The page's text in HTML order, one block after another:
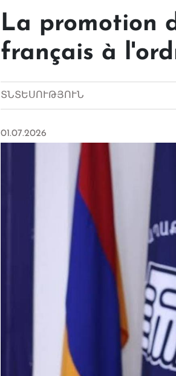
La promotion
français à
ՏՆՏԵՍՈՒԹՅՈՒՆ
01.07.2026